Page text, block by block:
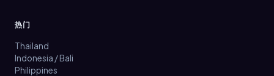
热门
Thailand
Indonesia / Bali
Philippines